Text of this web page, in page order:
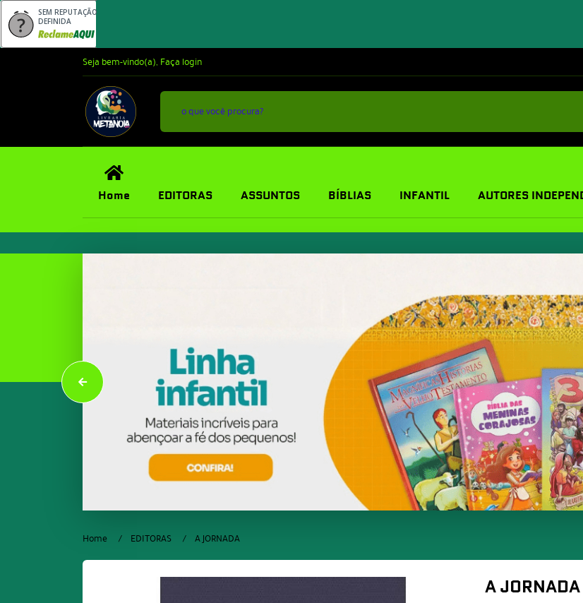
SEM REPUTAÇÃO
DEFINIDA
Seja bem-vindo(a), Faça login
Home EDITORAS ASSUNTOS BÍBLIAS INFANTIL AUTORES
Home EDITORAS A JORNADA
A JORNADA